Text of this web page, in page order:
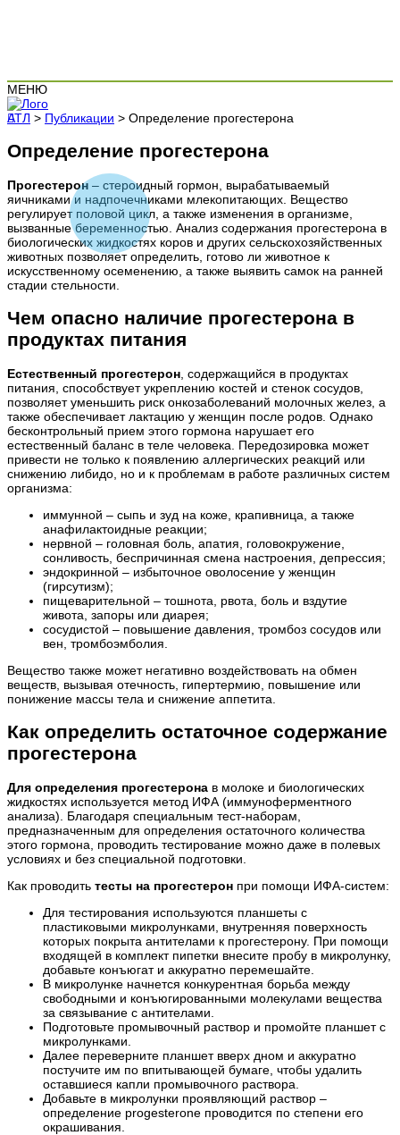
МЕНЮ
АТЛ > Публикации > Определение прогестерона
Определение прогестерона
Прогестерон – стероидный гормон, вырабатываемый
яичниками и надпочечниками млекопитающих. Вещество
регулирует половой цикл, а также изменения в организме,
вызванные беременностью. Анализ содержания прогестерона в
биологических жидкостях коров и других сельскохозяйственных
животных позволяет определить, готово ли животное к
искусственному осеменению, а также выявить самок на ранней
стадии стельности.
Чем опасно наличие прогестерона в
продуктах питания
Естественный прогестерон , содержащийся в продуктах
питания, способствует укреплению костей и стенок сосудов,
позволяет уменьшить риск онкозаболеваний молочных желез, а
также обеспечивает лактацию у женщин после родов. Однако
бесконтрольный прием этого гормона нарушает его
естественный баланс в теле человека. Передозировка может
привести не только к появлению аллергических реакций или
снижению либидо, но и к проблемам в работе различных систем
организма:
иммунной – сыпь и зуд на коже, крапивница, а также
анафилактоидные реакции;
нервной – головная боль, апатия, головокружение,
сонливость, беспричинная смена настроения, депрессия;
эндокринной – избыточное оволосение у женщин
(гирсутизм);
пищеварительной – тошнота, рвота, боль и вздутие
живота, запоры или диарея;
сосудистой – повышение давления, тромбоз сосудов или
вен, тромбоэмболия.
Вещество также может негативно воздействовать на обмен
веществ, вызывая отечность, гипертермию, повышение или
понижение массы тела и снижение аппетита.
Как определить остаточное содержание
прогестерона
Для определения прогестерона в молоке и биологических
жидкостях используется метод ИФА (иммуноферментного
анализа). Благодаря специальным тест-наборам,
предназначенным для определения остаточного количества
этого гормона, проводить тестирование можно даже в полевых
условиях и без специальной подготовки.
Как проводить тесты на прогестерон при помощи ИФА-систем:
Для тестирования используются планшеты с
пластиковыми микролунками, внутренняя поверхность
которых покрыта антителами к прогестерону. При помощи
входящей в комплект пипетки внесите пробу в микролунку,
добавьте конъюгат и аккуратно перемешайте.
В микролунке начнется конкурентная борьба между
свободными и конъюгированными молекулами вещества
за связывание с антителами.
Подготовьте промывочный раствор и промойте планшет с
микролунками.
Далее переверните планшет вверх дном и аккуратно
постучите им по впитывающей бумаге, чтобы удалить
оставшиеся капли промывочного раствора.
Добавьте в микролунки проявляющий раствор –
определение progesterone проводится по степени его
окрашивания.